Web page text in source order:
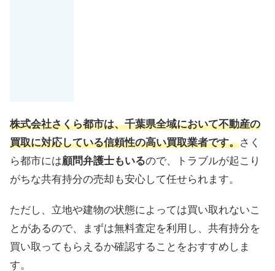
株式会社さくら都市は、千葉県全域において不動産の
買取に対応している信頼性の高い買取業者です。さく
ら都市には顧問弁護士もいるので、トラブルが起こり
がちな共有持分の売却も安心して任せられます。
ただし、立地や建物の状態によっては買い取れないこ
とがあるので、まずは無料査定を利用し、共有持分を
買い取ってもらえるか確認することをおすすめしま
す。